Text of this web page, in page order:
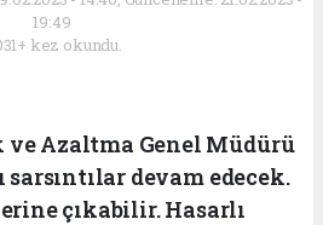
19:49
kez okundu.
ve Azaltma Genel Müdürü
sarsıntılar devam edecek.
çıkabilir. Hasarlı